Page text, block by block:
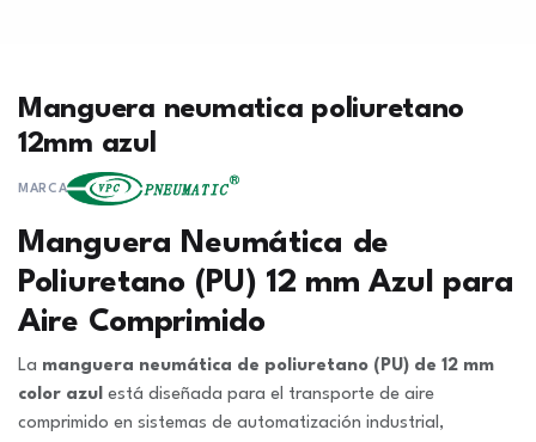
Manguera neumatica poliuretano
12mm azul
MARCA
Manguera Neumática de
Poliuretano (PU) 12 mm Azul para
Aire Comprimido
La manguera neumática de poliuretano (PU) de 12 mm
color azul está diseñada para el transporte de aire
comprimido en sistemas de automatización industrial,